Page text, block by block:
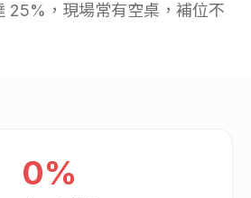
25%，現場常有空桌，補位不
0%